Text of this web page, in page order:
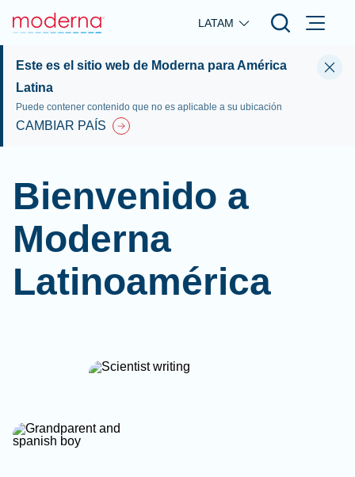
Skip to main content
LATAM
Este es el sitio web de Moderna para América
Latina
Puede contener contenido que no es aplicable a su ubicación
CAMBIAR PAÍS
Bienvenido a
Moderna
Latinoamérica